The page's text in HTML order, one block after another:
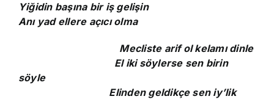
Yiğidin başına bir iş gelişin
Anı yad ellere açıcı olma
Mecliste arif ol kelamı dinle
El iki söylerse sen birin
söyle
Elinden geldikçe sen iy’lik